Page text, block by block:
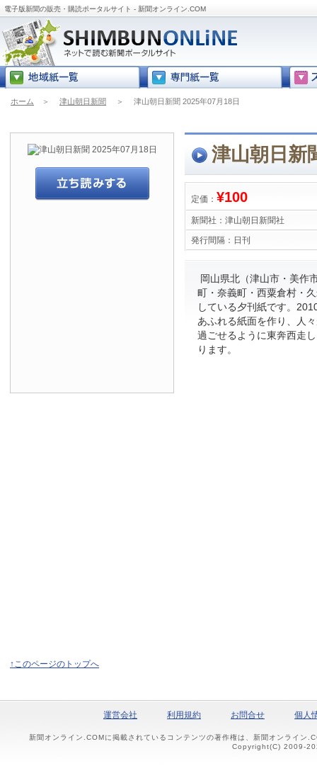
電子版新聞の販売・購読ポータルサイト - 新聞オンライン.COM
ホーム ＞ 津山朝日新聞 ＞ 津山朝日新聞 2025年07月18日
津山朝日新
定価： ¥100
新聞社： 津山朝日新聞社
発行間隔： 日刊
岡山県北（津山市・美作
町・奈義町・西粟倉村・
している夕刊紙です。
あふれる紙面を作り、人
過ごせるように東奔西走
ります。
↑このページのトップへ
運営会社 利用規約 お問合せ 個人
新聞オンライン.COMに掲載されているコンテンツの著作権は、新聞オンライン
Copyright(C) 2009-